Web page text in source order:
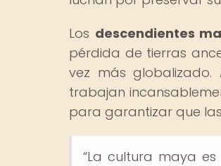
Los descendientes
pérdida de tierras
vez más globalizado.
trabajan
para garantizar que
“La cultura maya